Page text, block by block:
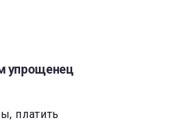
упрощенец
платить